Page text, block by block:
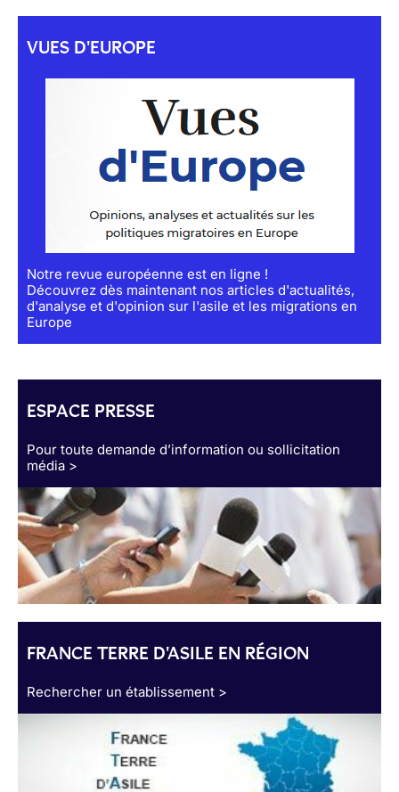
VUES D'EUROPE
Notre revue européenne est en ligne !
Découvrez dès maintenant nos articles d'actualités,
d'analyse et d'opinion sur l'asile et les migrations en
Europe
ESPACE PRESSE
Pour toute demande d’information ou sollicitation
média >
FRANCE TERRE D'ASILE EN RÉGION
Rechercher un établissement >